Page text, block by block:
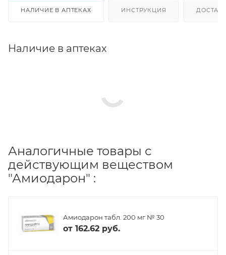
НАЛИЧИЕ В АПТЕКАХ ИНСТРУКЦИЯ
Наличие в аптеках
Аналогичные товары с
действующим веществом
"Амиодарон" :
Амиодарон табл. 200 мг № 30
от 162.62 руб.